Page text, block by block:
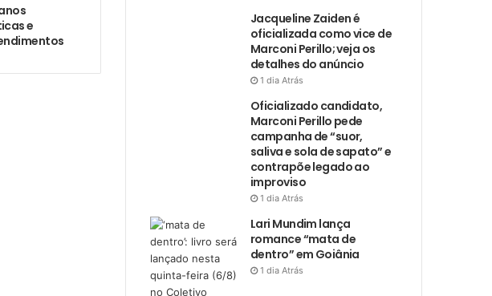
e
Jacqueline Zaiden é
oficializada como vice de
Marconi Perillo; veja os
detalhes do anúncio
1 dia Atrás
Oficializado candidato,
Marconi Perillo pede
campanha de “suor,
saliva e sola de sapato” e
contrapõe legado ao
improviso
1 dia Atrás
Lari Mundim lança
romance “mata de
dentro” em Goiânia
1 dia Atrás